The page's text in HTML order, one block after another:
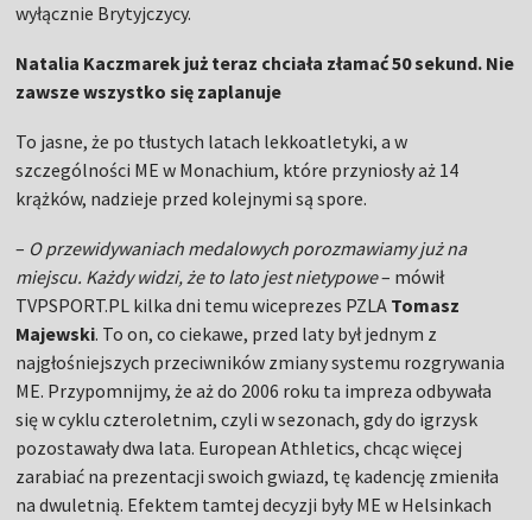
wyłącznie Brytyjczycy.
Natalia Kaczmarek już teraz chciała złamać 50 sekund. Nie
zawsze wszystko się zaplanuje
To jasne, że po tłustych latach lekkoatletyki, a w
szczególności ME w Monachium, które przyniosły aż 14
krążków, nadzieje przed kolejnymi są spore.
– O przewidywaniach medalowych porozmawiamy już na
miejscu. Każdy widzi, że to lato jest nietypowe– mówił
TVPSPORT.PL kilka dni temu wiceprezes PZLA Tomasz
Majewski. To on, co ciekawe, przed laty był jednym z
najgłośniejszych przeciwników zmiany systemu rozgrywania
ME. Przypomnijmy, że aż do 2006 roku ta impreza odbywała
się w cyklu czteroletnim, czyli w sezonach, gdy do igrzysk
pozostawały dwa lata. European Athletics, chcąc więcej
zarabiać na prezentacji swoich gwiazd, tę kadencję zmieniła
na dwuletnią. Efektem tamtej decyzji były ME w Helsinkach